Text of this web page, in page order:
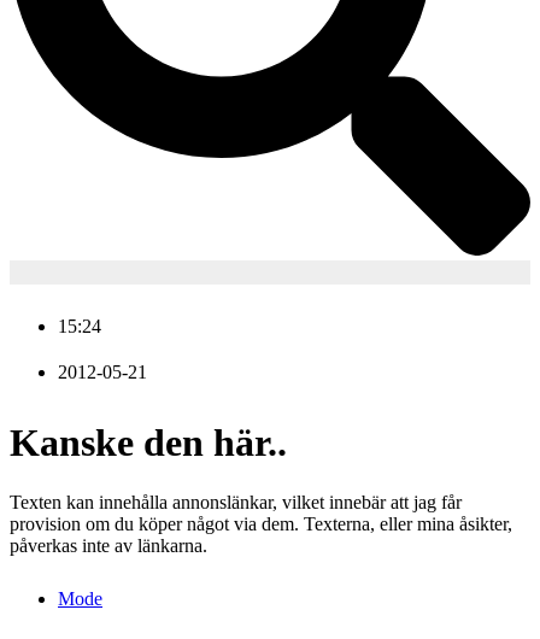
15:24
2012-05-21
Kanske den här..
Texten kan innehålla annonslänkar, vilket innebär att jag får
provision om du köper något via dem. Texterna, eller mina åsikter,
påverkas inte av länkarna.
Mode